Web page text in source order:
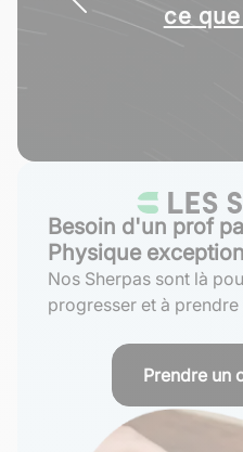
ce
Besoin d'un prof
Physique
Nos Sherpas sont là
progresser et à
Prendre un